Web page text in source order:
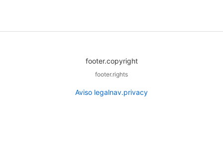
footer.copyright
footer.rights
Aviso legalnav.privacy